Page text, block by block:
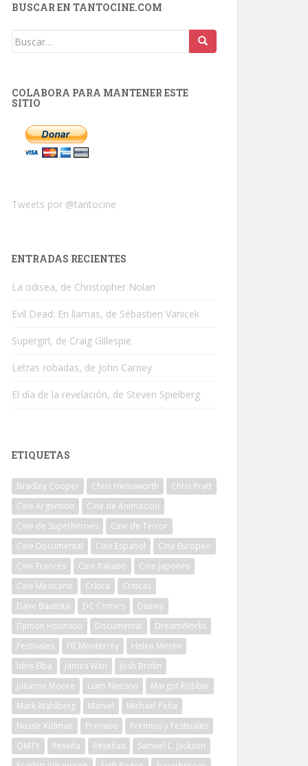
BUSCAR EN TANTOCINE.COM
Buscar:
COLABORA PARA MANTENER ESTE
SITIO
Tweets por @tantocine
ENTRADAS RECIENTES
La odisea, de Christopher Nolan
Evil Dead: En llamas, de Sébastien Vanicek
Supergirl, de Craig Gillespie
Letras robadas, de John Carney
El día de la revelación, de Steven Spielberg
ETIQUETAS
Bradley Cooper Chris Hemsworth
Chris Pratt
Cine Argentino
Cine de Animación
Cine de Superhéroes
Cine de Terror
Cine Documental
Cine Español
Cine Europeo
Cine Francés
Cine Italiano
Cine Japonés
Cine Mexicano
Crítica
Críticas
Dave Bautista
DC Comics
Disney
Djimon Hounsou
Documental
DreamWorks
Festivales
FICMonterrey
Helen Mirren
Idris Elba
James Wan
Josh Brolin
Julianne Moore
Liam Neeson
Margot Robbie
Mark Wahlberg
Marvel
Michael Peña
Nicole Kidman
Premios
Premios y Festivales
QMTY
Reseña Reseñas
Samuel L. Jackson